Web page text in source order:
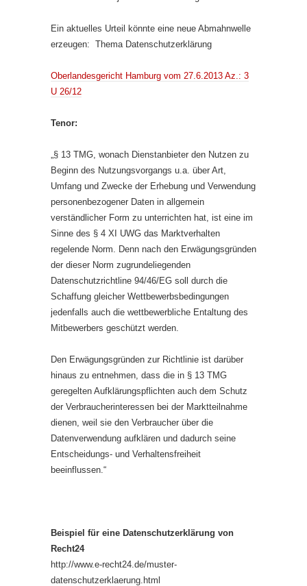
Ein aktuelles Urteil könnte eine neue Abmahnwelle
erzeugen: Thema Datenschutzerklärung
Oberlandesgericht Hamburg vom 27.6.2013 Az.: 3
U 26/12
Tenor:
„§ 13 TMG, wonach Dienstanbieter den Nutzen zu
Beginn des Nutzungsvorgangs u.a. über Art,
Umfang und Zwecke der Erhebung und Verwendung
personenbezogener Daten in allgemein
verständlicher Form zu unterrichten hat, ist eine im
Sinne des § 4 XI UWG das Marktverhalten
regelende Norm. Denn nach den Erwägungsgründen
der dieser Norm zugrundeliegenden
Datenschutzrichtline 94/46/EG soll durch die
Schaffung gleicher Wettbewerbsbedingungen
jedenfalls auch die wettbewerbliche Entaltung des
Mitbewerbers geschützt werden.
Den Erwägungsgründen zur Richtlinie ist darüber
hinaus zu entnehmen, dass die in § 13 TMG
geregelten Aufklärungspflichten auch dem Schutz
der Verbraucherinteressen bei der Marktteilnahme
dienen, weil sie den Verbraucher über die
Datenverwendung aufklären und dadurch seine
Entscheidungs- und Verhaltensfreiheit
beeinflussen.“
Beispiel für eine Datenschutzerklärung von
Recht24
http://www.e-recht24.de/muster-
datenschutzerklaerung.html